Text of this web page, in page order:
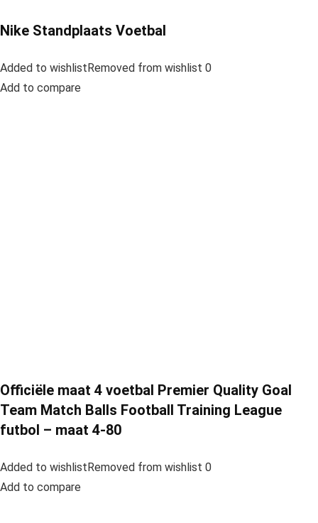
Nike Standplaats Voetbal
Added to wishlistRemoved from wishlist 0
Add to compare
Officiële maat 4 voetbal Premier Quality Goal
Team Match Balls Football Training League
futbol – maat 4-80
Added to wishlistRemoved from wishlist 0
Add to compare